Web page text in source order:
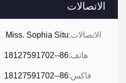
الاتصالات
الاتصالات:Miss. Sophia Situ
هاتف:86--18127591702
فاكس:86--18127591702